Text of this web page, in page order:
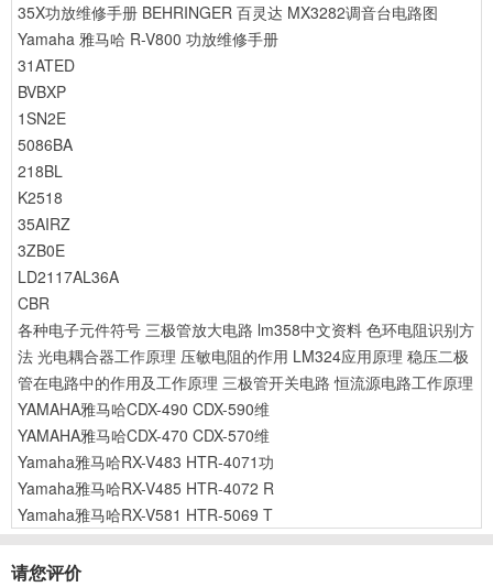
35X功放维修手册 BEHRINGER 百灵达 MX3282调音台电路图
Yamaha 雅马哈 R-V800 功放维修手册
31ATED
BVBXP
1SN2E
5086BA
218BL
K2518
35AIRZ
3ZB0E
LD2117AL36A
CBR
各种电子元件符号 三极管放大电路 lm358中文资料 色环电阻识别方
法 光电耦合器工作原理 压敏电阻的作用 LM324应用原理 稳压二极
管在电路中的作用及工作原理 三极管开关电路 恒流源电路工作原理
YAMAHA雅马哈CDX-490 CDX-590维
YAMAHA雅马哈CDX-470 CDX-570维
Yamaha雅马哈RX-V483 HTR-4071功
Yamaha雅马哈RX-V485 HTR-4072 R
Yamaha雅马哈RX-V581 HTR-5069 T
请您评价